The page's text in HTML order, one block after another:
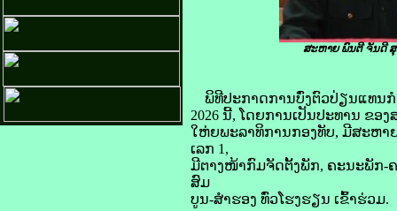
ສະຫາຍ ພົນຕີ ຈັນດີ
ພິທີປະກາດການບົ່ງຕົວປ່ຽນແທນ
2026 ນີ້, ໂດຍການເປັນປະທານ ຂ
ໃຫ່ຍພະລາທິການກອງທັບ, ມີສະຫາ
ເລກ 1,
ມີຕາງໜ້າກົມຈັດຕັ້ງພັກ, ຄະນະພັກ-
ສົມ
ບູນ-ສຳຮອງ ທົ່ວໂຮງຮຽນ ເຂົ້າຮ່ວມ.